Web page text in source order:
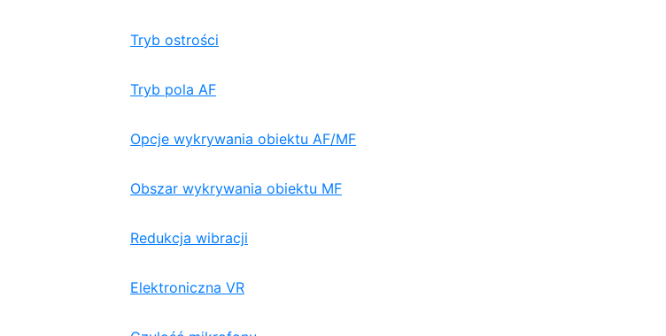
Tryb ostrości
Tryb pola AF
Opcje wykrywania obiektu AF/MF
Obszar wykrywania obiektu MF
Redukcja wibracji
Elektroniczna VR